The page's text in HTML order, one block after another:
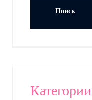
Категории